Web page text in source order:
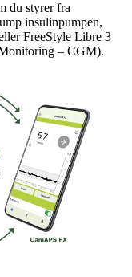
du styrer fra
insulinpumpen,
FreeStyle Libre 3
– CGM).